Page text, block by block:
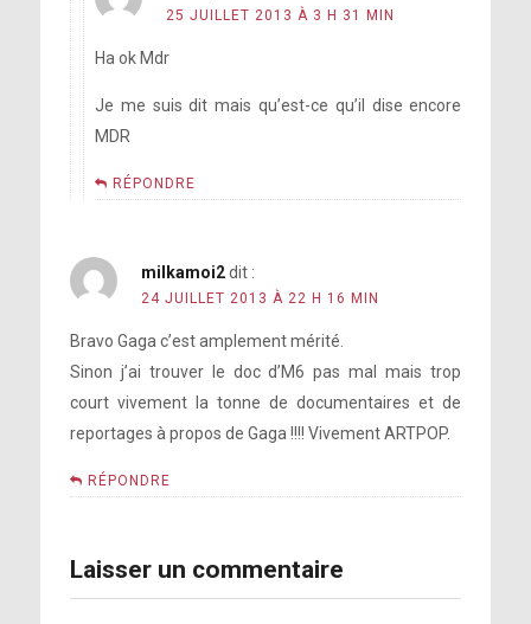
25 JUILLET 2013 À 3 H 31 MIN
Ha ok Mdr
Je me suis dit mais qu’est-ce qu’il dise encore
MDR
RÉPONDRE
milkamoi2 dit :
24 JUILLET 2013 À 22 H 16 MIN
Bravo Gaga c’est amplement mérité.
Sinon j’ai trouver le doc d’M6 pas mal mais trop
court vivement la tonne de documentaires et de
reportages à propos de Gaga !!!! Vivement ARTPOP.
RÉPONDRE
Laisser un commentaire